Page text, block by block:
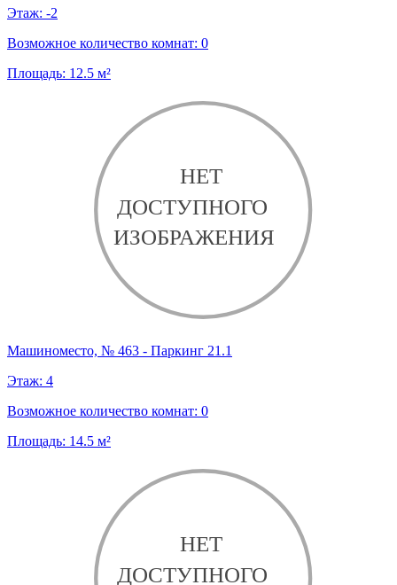
Этаж: -2
Возможное количество комнат: 0
Площадь: 12.5 м²
Машиноместо, № 463 - Паркинг 21.1
Этаж: 4
Возможное количество комнат: 0
Площадь: 14.5 м²